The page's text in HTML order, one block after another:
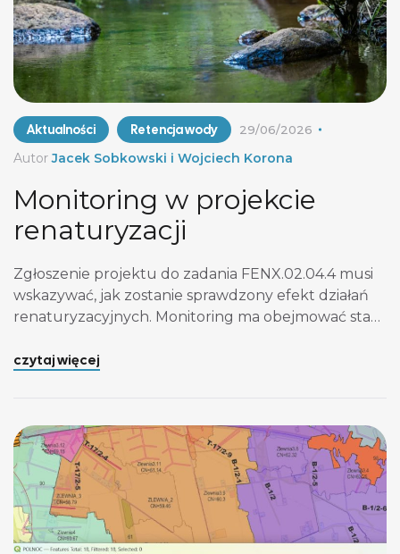
Aktualności
Retencja wody
AutorJacek Sobkowski i Wojciech Korona
29/06/2026
Monitoring w projekcie
renaturyzacji
Zgłoszenie projektu do zadania FENX.02.04.4 musi
wskazywać, jak zostanie sprawdzony efekt działań
renaturyzacyjnych. Monitoring ma obejmować stan
opisie trzeba wskazać zakres badań, punkty
projektu. Najważniejsze jest prawidłowe
rozdzielenie odpowiedzialności. Specjaliści
hydrotechnicy mogą przygotować monitoring
hydromorfologiczny i techniczną […]
czytaj więcej